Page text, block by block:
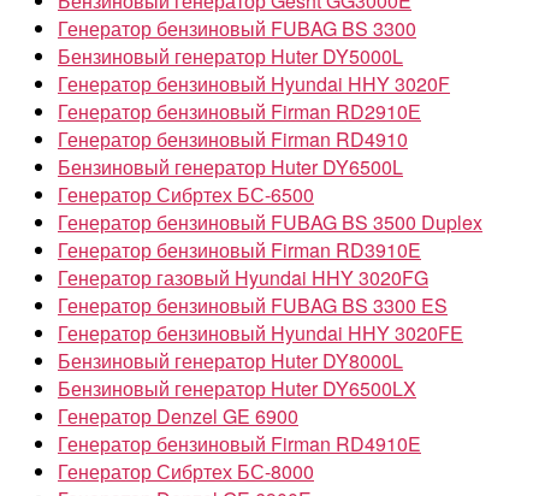
Генератор бензиновый FUBAG BS 3300
Бензиновый генератор Huter DY5000L
Генератор бензиновый Hyundai HHY 3020F
Генератор бензиновый Firman RD2910Е
Генератор бензиновый Firman RD4910
Бензиновый генератор Huter DY6500L
Генератор Сибртех БС-6500
Генератор бензиновый FUBAG BS 3500 Duplex
Генератор бензиновый Firman RD3910E
Генератор газовый Hyundai HHY 3020FG
Генератор бензиновый FUBAG BS 3300 ES
Генератор бензиновый Hyundai HHY 3020FE
Бензиновый генератор Huter DY8000L
Бензиновый генератор Huter DY6500LX
Генератор Denzel GE 6900
Генератор бензиновый Firman RD4910E
Генератор Сибртех БС-8000